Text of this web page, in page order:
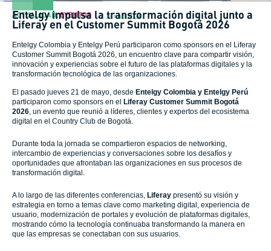
ACTUALIDAD,EVENTOS 2 Junho 2026
Entelgy impulsa la transformación digital junto a
Liferay en el Customer Summit Bogotá 2026
Entelgy Colombia y Entelgy Perú participaron como sponsors en el Liferay
Customer Summit Bogotá 2026, un encuentro clave para compartir visión,
innovación y experiencias sobre el futuro de las plataformas digitales y la
transformación tecnológica de las organizaciones.
El pasado jueves 21 de mayo, desde Entelgy Colombia y Entelgy Perú
participaron como sponsors en el Liferay Customer Summit Bogotá
2026 , un evento que reunió a líderes, clientes y expertos del ecosistema
digital en el Country Club de Bogotá.
Durante toda la jornada se compartieron espacios de networking,
intercambio de experiencias y conversaciones sobre los desafíos y
oportunidades que afrontaban las organizaciones en sus procesos de
transformación digital.
A lo largo de las diferentes conferencias, Liferay presentó su visión y
estrategia en torno a temas clave como marketing digital, experiencia de
usuario, modernización de portales y evolución de plataformas digitales,
mostrando cómo la tecnología continuaba transformando la manera en
que las empresas se conectaban con sus usuarios.